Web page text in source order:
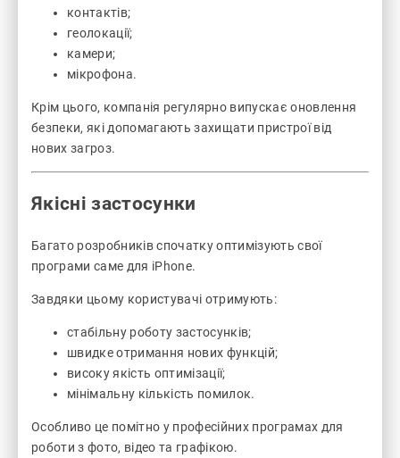
контактів;
геолокації;
камери;
мікрофона.
Крім цього, компанія регулярно випускає оновлення
безпеки, які допомагають захищати пристрої від
нових загроз.
Якісні застосунки
Багато розробників спочатку оптимізують свої
програми саме для iPhone.
Завдяки цьому користувачі отримують:
стабільну роботу застосунків;
швидке отримання нових функцій;
високу якість оптимізації;
мінімальну кількість помилок.
Особливо це помітно у професійних програмах для
роботи з фото, відео та графікою.